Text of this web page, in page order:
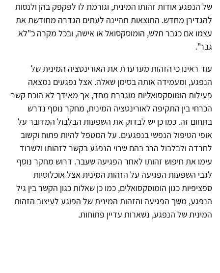
של הנפגע אודות זהותו המינית, וגורמת לו לפקפק בהן ולנסות
להגדירן מחדש. התוצאות תהיינה לעתים הגדרה מחודשת את
עצמו אם כגבר חלש, הומוסקסואל או אישה, ובכל מקרה כ"לא
גבר".
עוד ראינו כי הזהות מערערת את האורינטציה המינית של
הנפגע, ומעמידה אותה בסימן שאלה. אצל נפגעים נמצאה
פעילות הומוסקסואליות מוגברת מחד, אך מאידך לא הוכח קשר
הכרחי בין התקיפה לאורינטציה המינית, מחקר נוסף נדרש
בתחום זה. כמו כן יש לבדוק את השפעות הבלבול המדובר על
אופי הטיפול הנפשי בנפגעים. על המטפל להיות פתוח וקשוב
לחרדה ולבלבול הרב בהם שרוי הנפגע בקשר לזהותו ולשרוד
עימו את חיפוש זהותו לאחר הפגיעה שעבר. דרוש מחקר נוסף
לגבי השפעות הפגיעה על הזהות המינית אצל אוכלוסיות
ספציפיות כגון הומוסקסואלים, כמו כן שאלות כגון הקשר בין גיל
הנפגע, משך הפגיעה והזהות המינית של הפוגע לעיצוב הזהות
המינית של הנפגע, נשארות עדיין פתוחות.